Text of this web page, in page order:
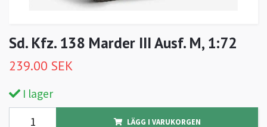
Sd. Kfz. 138 Marder III Ausf. M, 1:72
239.00 SEK
I lager
LÄGG I VARUKORGEN